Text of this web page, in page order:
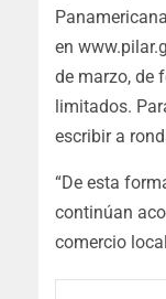
en
de marzo, de
limitados.
escribir a
“De esta
continúan
comercio